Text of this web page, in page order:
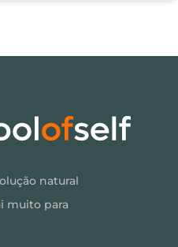
natural
muito para